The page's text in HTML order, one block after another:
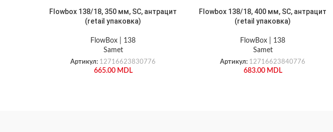
Flowbox 138/18, 350 мм, SC, антрацит
(retail упаковка)
FlowBox | 138
Samet
Артикул: 12716623830776
665.00 MDL
Flowbox 138/18, 400 мм, SC, антрацит
(retail упаковка)
FlowBox | 138
Samet
Артикул: 12716623840776
683.00 MDL